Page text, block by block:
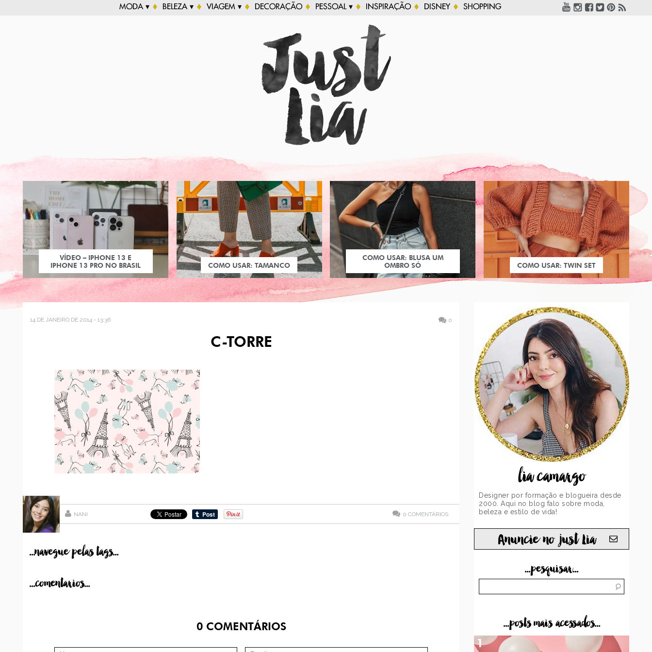
MODA ▾ BELEZA ▾ VIAGEM ▾ DECORAÇÃO PESSOAL ▾ INSPIRAÇÃO DISNEY SHOPPING
VÍDEO – IPHONE 13 E
IPHONE 13 PRO NO BRASIL
COMO USAR: TAMANCO
COMO USAR: BLUSA UM
OMBRO SÓ
COMO USAR: TWIN SET
14 DE JANEIRO DE 2014 - 13:36 0
C-TORRE
NANI 0 COMENTÁRIOS
...navegue pelas tags...
...comentarios...
0COMENTÁRIOS
lia camargo
Designer por formação e blogueira desde
2000. Aqui no blog falo sobre moda,
beleza e estilo de vida!
Anuncie no just Lia
...pesquisar...
...posts mais acessados...
1